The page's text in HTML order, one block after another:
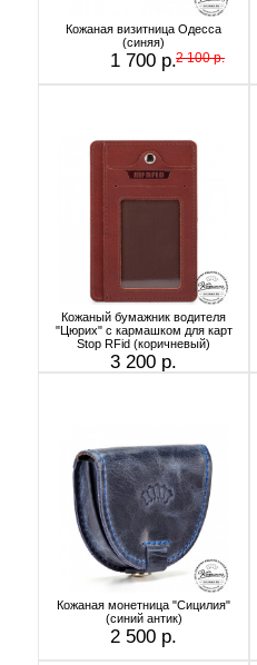
Кожаная визитница Одесса
(синяя)
1 700 р.2 100 р.
Кожаный бумажник водителя
"Цюрих" с кармашком для карт
Stop RFid (коричневый)
3 200 р.
Кожаная монетница "Сицилия"
(синий антик)
2 500 р.